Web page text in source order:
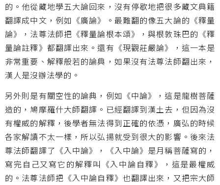
的。他從藏地學五大論回來，沒有停歇地把很多藏文典籍
翻譯成中文，例如《廣論》。最難翻的像五大論的《釋量
論》，法尊法師把《釋量論根本頌》，與根敦珠巴的《釋
量論註釋》都翻譯出來。還有《現觀莊嚴論》，這一本是
非常重要、解釋般若的論典，如果沒有法尊法師翻出來，
漢人是沒辦法學的。
另外則是有關空性的論典，例如《中論》，這是龍樹菩薩
造的，鳩摩羅什大師翻譯。已經翻譯到漢土去，但因為沒
有權威的解釋，後學者無法得到正確的依憑，廣弘的時候
各家解讀不太一樣，所以弘揚就受到很大的影響。後來法
尊法師翻譯了《入中論》，《入中論》是月稱菩薩寫的，
寫完自己又寫它的解釋叫《入中論自釋》，這是最權威
的。法尊法師把《入中論自釋》也翻譯出來，又把宗大師